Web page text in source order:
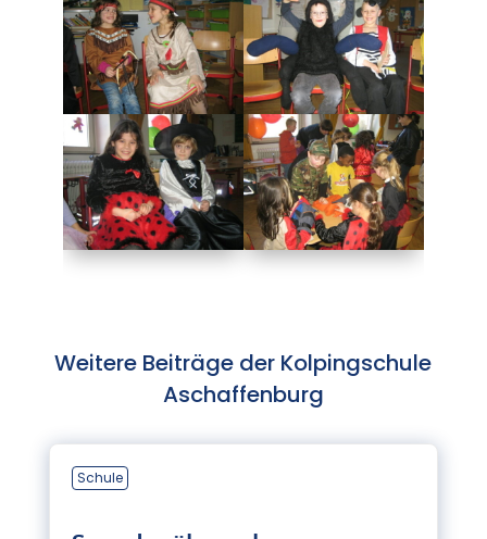
Weitere Beiträge der Kolpingschule
Aschaffenburg
Schule